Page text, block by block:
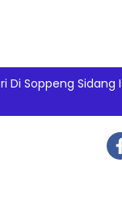
Di Soppeng Sidang